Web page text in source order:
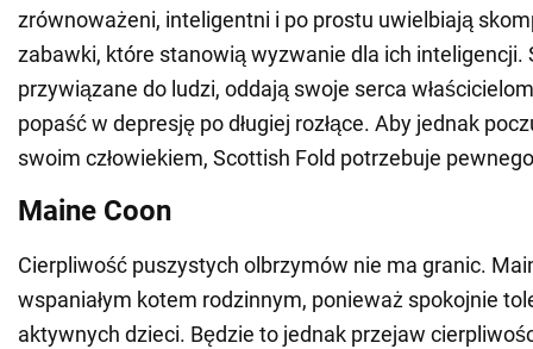
zrównoważeni, inteligentni i po prostu uwielbiają
zabawki, które stanowią wyzwanie dla ich inteligencji.
przywiązane do ludzi, oddają swoje serca
popaść w depresję po długiej rozłące. Aby jednak
swoim człowiekiem, Scottish Fold potrzebuje
Maine Coon
Cierpliwość puszystych olbrzymów nie ma granic.
wspaniałym kotem rodzinnym, ponieważ spokojnie
aktywnych dzieci. Będzie to jednak przejaw